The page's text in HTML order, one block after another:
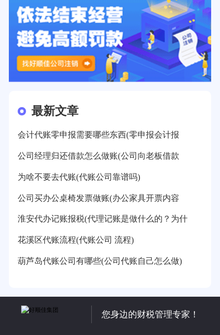
最新文章
会计代账零申报需要哪些东西(零申报会计报
公司经理归还借款怎么做账(公司向老板借款
为啥不要去代账(代账公司靠谱吗)
公司买办公桌椅发票做账(办公家具开票内容
淮安代办记账报税(代理记账是做什么的？为什
花溪区代账流程(代账公司 流程)
葫芦岛代账公司有哪些(公司代账自己怎么做)
您身边的财税管理专家！